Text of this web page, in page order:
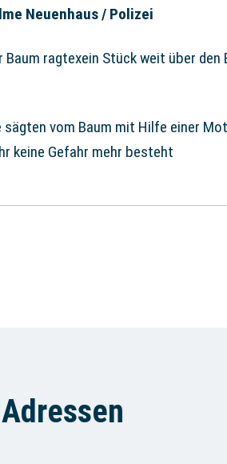
Neuenhaus / Polizei
ragtexein Stück weit über
vom Baum mit Hilfe einer
keine Gefahr mehr besteht